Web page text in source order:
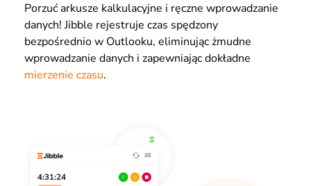
Porzuć arkusze kalkulacyjne i ręczne wprowadzanie
danych! Jibble rejestruje czas spędzony
bezpośrednio w Outlooku, eliminując żmudne
wprowadzanie danych i zapewniając dokładne
mierzenie czasu.